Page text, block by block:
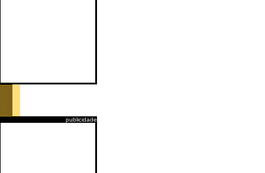
publicidade